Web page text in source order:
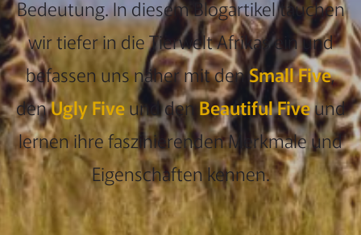
Bedeutung. In diesem Blogartikel tauchen
wir tiefer in die Tierwelt Afrikas ein und
befassen uns näher mit den Small Five,
denUgly Fiveund denBeautiful Fiveund
lernen ihre faszinierenden Merkmale und
Eigenschaften kennen.